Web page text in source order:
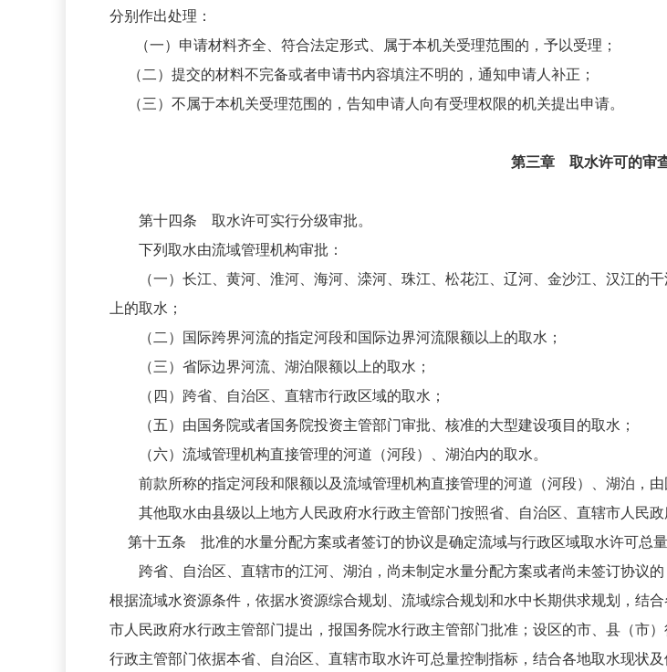
分别作出处理：
（一）申请材料齐全、符合法定形式、属于本机关受理范围的，予以受理；
（二）提交的材料不完备或者申请书内容填注不明的，通知申请人补正；
（三）不属于本机关受理范围的，告知申请人向有受理权限的机关提出申请。
第三章 取水许可的审
第十四条 取水许可实行分级审批。
下列取水由流域管理机构审批：
（一）长江、黄河、淮河、海河、滦河、珠江、松花江、辽河、金沙江、汉江的
上的取水；
（二）国际跨界河流的指定河段和国际边界河流限额以上的取水；
（三）省际边界河流、湖泊限额以上的取水；
（四）跨省、自治区、直辖市行政区域的取水；
（五）由国务院或者国务院投资主管部门审批、核准的大型建设项目的取水；
（六）流域管理机构直接管理的河道（河段）、湖泊内的取水。
前款所称的指定河段和限额以及流域管理机构直接管理的河道（河段）、湖泊，由
其他取水由县级以上地方人民政府水行政主管部门按照省、自治区、直辖市人民政
第十五条 批准的水量分配方案或者签订的协议是确定流域与行政区域取水许可总量
跨省、自治区、直辖市的江河、湖泊，尚未制定水量分配方案或者尚未签订协议
根据流域水资源条件，依据水资源综合规划、流域综合规划和水中长期供求规划，结
市人民政府水行政主管部门提出，报国务院水行政主管部门批准；设区的市、县（市
行政主管部门依据本省、自治区、直辖市取水许可总量控制指标，结合各地取水现状